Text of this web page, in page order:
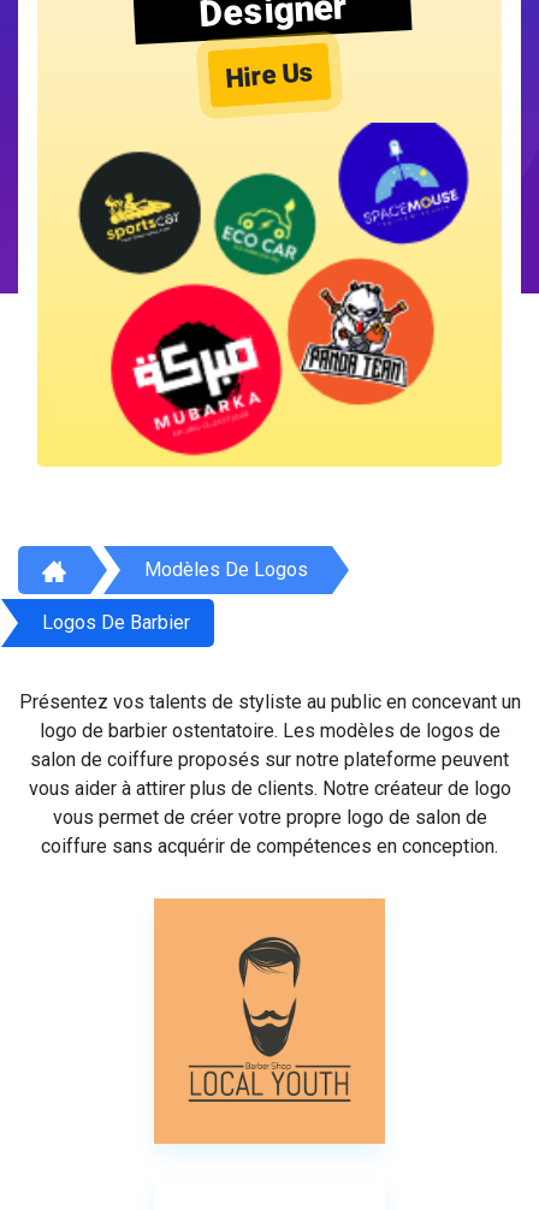
Hire Us
Modèles De Logos
Logos De Barbier
Présentez vos talents de styliste au public en concevant un
logo de barbier ostentatoire. Les modèles de logos de
salon de coiffure proposés sur notre plateforme peuvent
vous aider à attirer plus de clients. Notre créateur de logo
vous permet de créer votre propre logo de salon de
coiffure sans acquérir de compétences en conception.